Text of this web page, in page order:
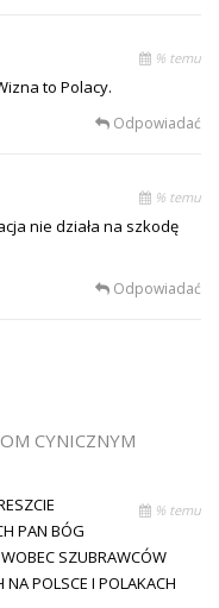
% temu
to Polacy.
Odpowiadać
% temu
nie działa na szkodę
Odpowiadać
CYNICZNYM
% temu
PAN BÓG
SZUBRAWCÓW
NA POLSCE I POLAKACH